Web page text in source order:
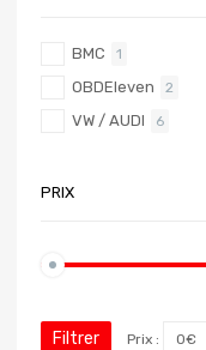
BMC 1
OBDEleven 2
VW / AUDI 6
PRIX
Filtrer Prix : 0€